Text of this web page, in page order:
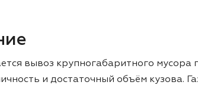
вывоз крупногабаритного мусора
и достаточный объём кузова.